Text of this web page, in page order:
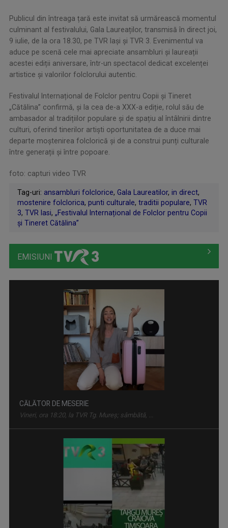
Publicul din întreaga țară este invitat să urmărească momentul
culminant al festivalului, Gala Laureaților, transmisă în direct joi,
9 iulie, de la ora 18.30, pe TVR Iași și TVR 3. Evenimentul va
aduce pe scenă cele mai apreciate ansambluri și laureații
acestei ediții aniversare, într-un spectacol dedicat excelenței
artistice și valorilor folclorului autentic.
Festivalul Internațional de Folclor pentru Copii și Tineret
„Cătălina” confirmă, și la cea de-a XXX-a ediție, rolul său de
ambasador al tradițiilor populare și de spațiu al întâlnirii dintre
culturi, oferind tinerilor artiști oportunitatea de a duce mai
departe moștenirea folclorică și de a construi punți culturale
între generații și între popoare.
foto: capturi video TVR
Tag-uri: ansambluri folclorice, Gala Laureatilor, in direct,
mostenire folclorica, punti culturale, traditii populare, TVR
3, TVR Iasi, „Festivalul Internațional de Folclor pentru Copii
și Tineret Cătălina”
EMISIUNI
CĂLĂTOR DE MESERIE
Vineri, ora 18:20, la TVR Tg. Mureș; sâmbătă, ...